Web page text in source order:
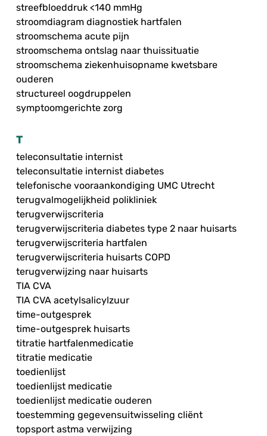
streefbloeddruk <140 mmHg
stroomdiagram diagnostiek hartfalen
stroomschema acute pijn
stroomschema ontslag naar thuissituatie
stroomschema ziekenhuisopname kwetsbare
ouderen
structureel oogdruppelen
symptoomgerichte zorg
T
teleconsultatie internist
teleconsultatie internist diabetes
telefonische vooraankondiging UMC Utrecht
terugvalmogelijkheid polikliniek
terugverwijscriteria
terugverwijscriteria diabetes type 2 naar huisarts
terugverwijscriteria hartfalen
terugverwijscriteria huisarts COPD
terugverwijzing naar huisarts
TIA CVA
TIA CVA acetylsalicylzuur
time-outgesprek
time-outgesprek huisarts
titratie hartfalenmedicatie
titratie medicatie
toedienlijst
toedienlijst medicatie
toedienlijst medicatie ouderen
toestemming gegevensuitwisseling cliënt
topsport astma verwijzing